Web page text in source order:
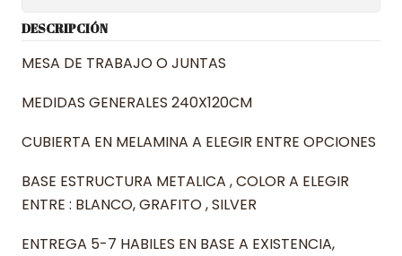
DESCRIPCIÓN
MESA DE TRABAJO O JUNTAS
MEDIDAS GENERALES 240X120CM
CUBIERTA EN MELAMINA A ELEGIR ENTRE OPCIONES
BASE ESTRUCTURA METALICA , COLOR A ELEGIR
ENTRE : BLANCO, GRAFITO , SILVER
ENTREGA 5-7 HABILES EN BASE A EXISTENCIA,